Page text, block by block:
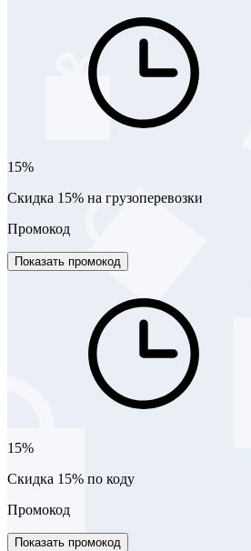
15%
Скидка 15% на грузоперевозки
Промокод
Показать промокод
15%
Скидка 15% по коду
Промокод
Показать промокод